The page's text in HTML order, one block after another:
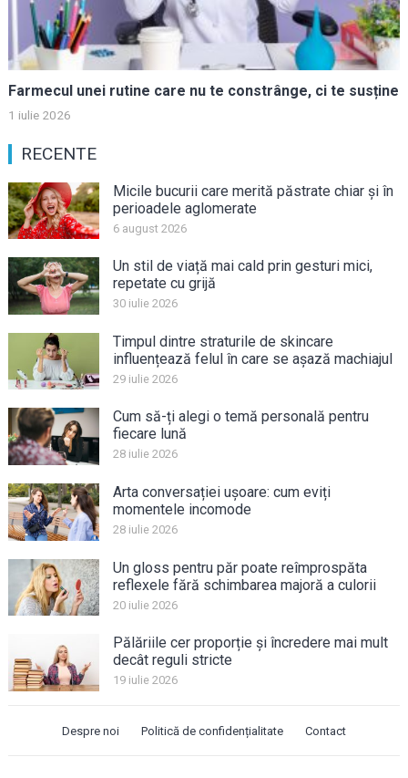
Farmecul unei rutine care nu te constrânge, ci te susține
1 iulie 2026
RECENTE
Micile bucurii care merită păstrate chiar și în
perioadele aglomerate
6 august 2026
Un stil de viață mai cald prin gesturi mici,
repetate cu grijă
30 iulie 2026
Timpul dintre straturile de skincare
influențează felul în care se așază machiajul
29 iulie 2026
Cum să-ți alegi o temă personală pentru
fiecare lună
28 iulie 2026
Arta conversației ușoare: cum eviți
momentele incomode
28 iulie 2026
Un gloss pentru păr poate reîmprospăta
reflexele fără schimbarea majoră a culorii
20 iulie 2026
Pălăriile cer proporție și încredere mai mult
decât reguli stricte
19 iulie 2026
Despre noi Politică de confidențialitate Contact